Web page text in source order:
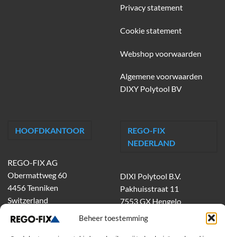
Beheer toestemming
Privacy statement
Cookie statement
Webshop voorwaarden
Algemene voorwaarden
DIXY Polytool BV
HOOFDKANTOOR
REGO-FIX AG
Obermattweg 60
4456 Tenniken
Switzerland
REGO-FIX
NEDERLAND
DIXI Polytool B.V.
Pakhuisstraat 11
7553 GX Hengelo
tel.
074-303 55 00